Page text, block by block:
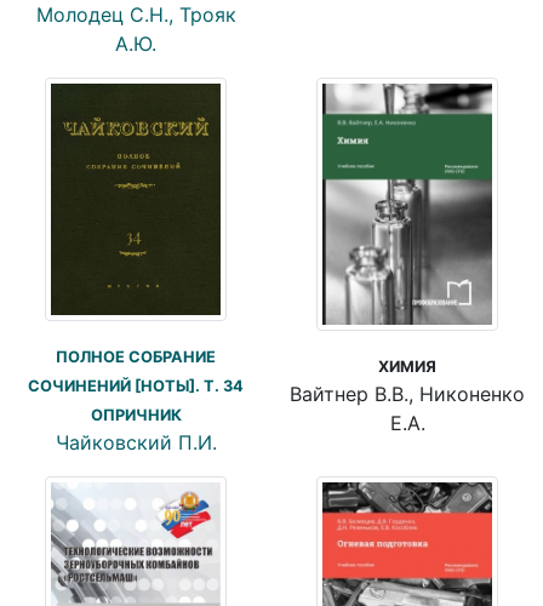
Молодец С.Н., Трояк
А.Ю.
ПОЛНОЕ СОБРАНИЕ
СОЧИНЕНИЙ [НОТЫ]. Т. 34
ОПРИЧНИК
Чайковский П.И.
ХИМИЯ
Вайтнер В.В., Никоненко
Е.А.